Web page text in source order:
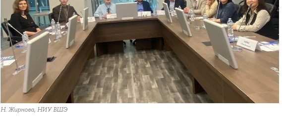
Н. Жирнова, НИУ ВШЭ